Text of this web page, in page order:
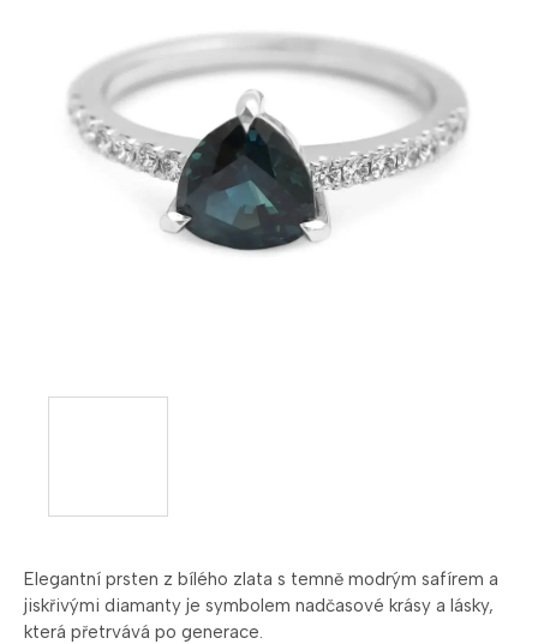
Elegantní prsten z bílého zlata s temně modrým safírem a
jiskřivými diamanty je symbolem nadčasové krásy a lásky,
která přetrvává po generace.